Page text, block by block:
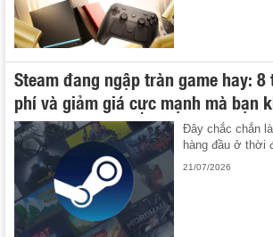
Steam đang ngập tràn game hay:
phí và giảm giá cực mạnh mà bạn
Đây chắc chắn
hàng đầu ở thời
21/07/2026